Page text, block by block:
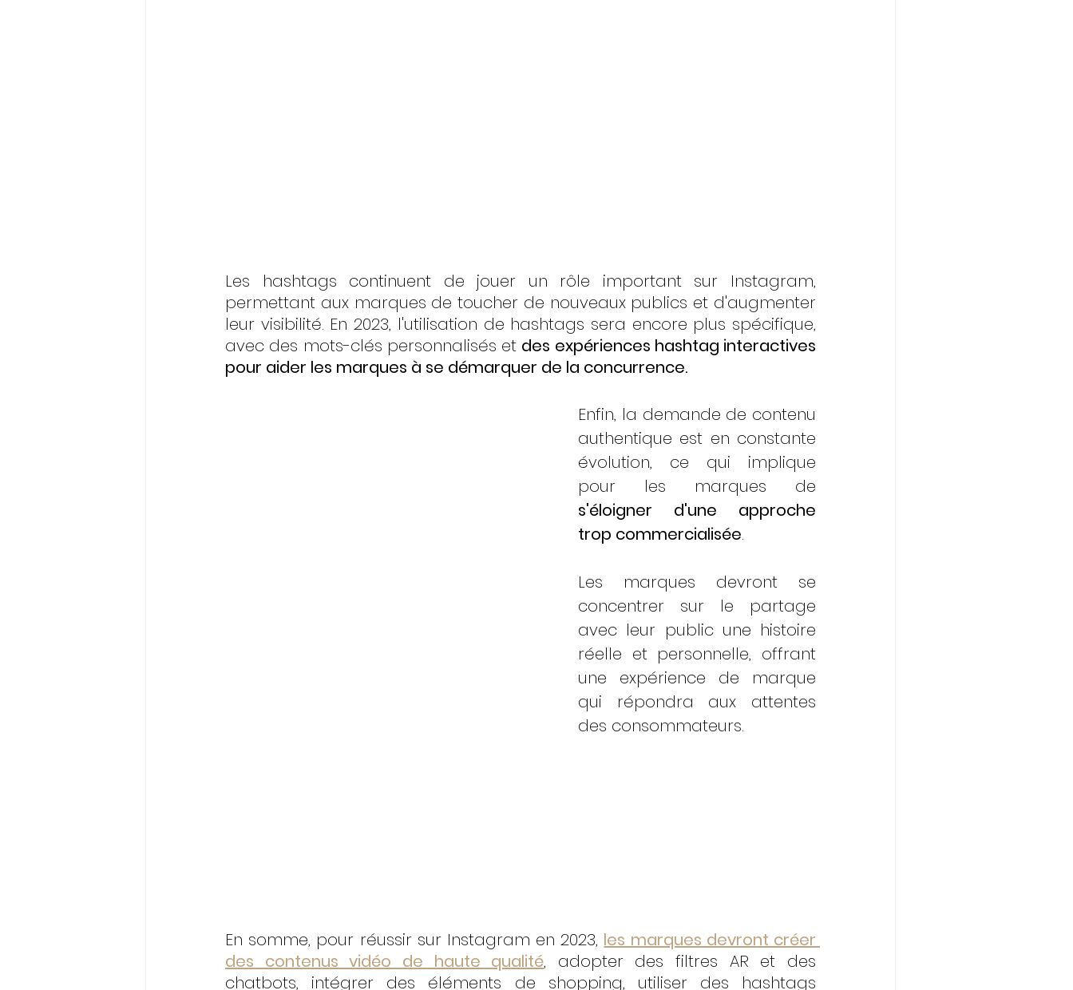
Les hashtags continuent de jouer un rôle important sur Instagram,
permettant aux marques de toucher de nouveaux publics et d'augmenter
leur visibilité. En 2023, l'utilisation de hashtags sera encore plus spécifique,
avec des mots-clés personnalisés et des expériences hashtag interactives
pour aider les marques à se démarquer de la concurrence.
Enfin, la demande de contenu
authentique est en constante
évolution, ce qui implique
s'éloigner d'une approche
trop commercialisée.
Les marques devront se
concentrer sur le partage
avec leur public une histoire
réelle et personnelle, offrant
une expérience de marque
qui répondra aux attentes
des consommateurs.
En somme, pour réussir sur Instagram en 2023, les marques devront créer
des contenus vidéo de haute qualité, adopter des filtres AR et des
chatbots, intégrer des éléments de shopping, utiliser des hashtags